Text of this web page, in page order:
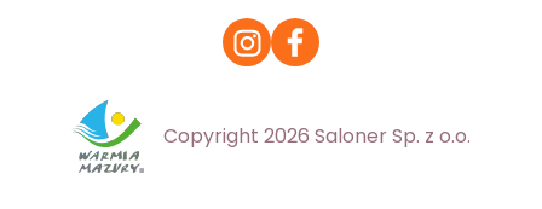
Copyright 2026 Saloner Sp. z o.o.